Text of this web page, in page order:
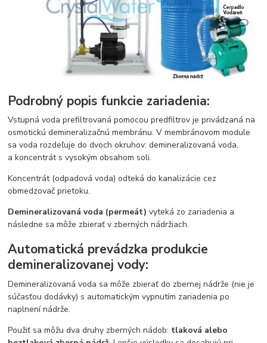
Podrobný popis funkcie zariadenia:
Vstupná voda prefiltrovaná pomocou predfiltrov je privádzaná na
osmotickú demineralizačnú membránu. V membránovom module
sa voda rozdeľuje do dvoch okruhov: demineralizovaná voda,
a koncentrát s vysokým obsahom soli.
Koncentrát (odpadová voda) odteká do kanalizácie cez
obmedzovač prietoku.
Demineralizovaná voda (permeát) vyteká zo zariadenia a
následne sa môže zbierať v zberných nádržiach.
Automatická prevádzka produkcie
demineralizovanej vody:
Demineralizovaná voda sa môže zbierať do zbernej nádrže (nie je
súčasťou dodávky) s automatickým vypnutím zariadenia po
naplnení nádrže.
Použiť sa môžu dva druhy zberných nádob: tlaková alebo